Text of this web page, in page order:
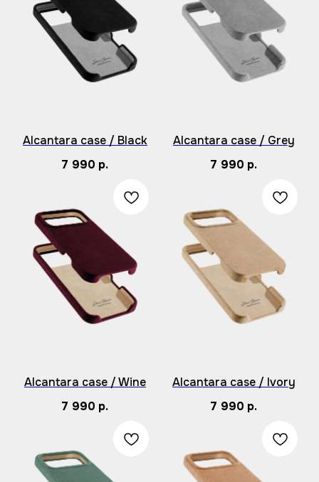
Alcantara case / Black
7 990 р.
Alcantara case / Grey
7 990 р.
Alcantara case / Wine
7 990 р.
Alcantara case / Ivory
7 990 р.